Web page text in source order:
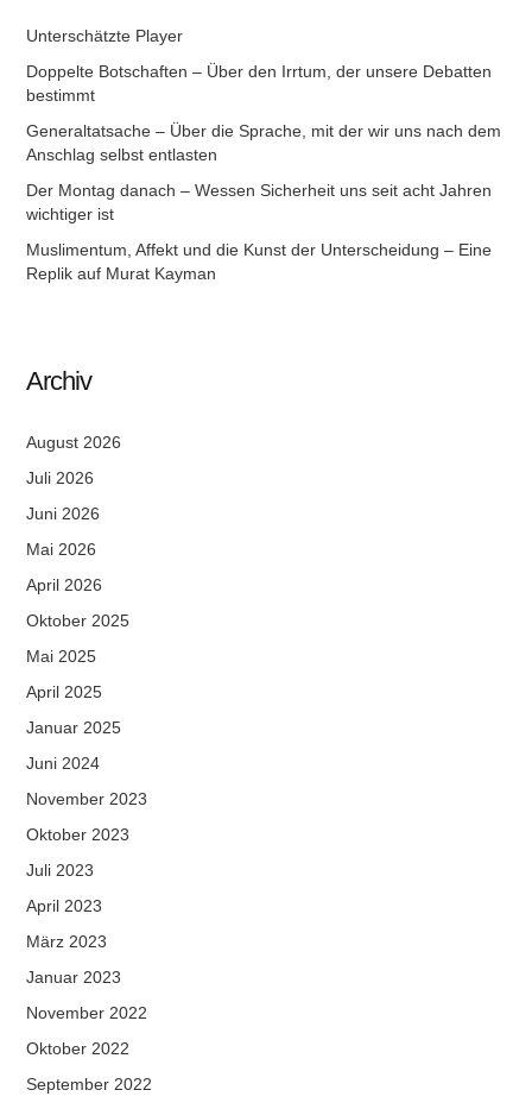
Unterschätzte Player
Doppelte Botschaften – Über den Irrtum, der unsere Debatten
bestimmt
Generaltatsache – Über die Sprache, mit der wir uns nach dem
Anschlag selbst entlasten
Der Montag danach – Wessen Sicherheit uns seit acht Jahren
wichtiger ist
Muslimentum, Affekt und die Kunst der Unterscheidung – Eine
Replik auf Murat Kayman
Archiv
August 2026
Juli 2026
Juni 2026
Mai 2026
April 2026
Oktober 2025
Mai 2025
April 2025
Januar 2025
Juni 2024
November 2023
Oktober 2023
Juli 2023
April 2023
März 2023
Januar 2023
November 2022
Oktober 2022
September 2022